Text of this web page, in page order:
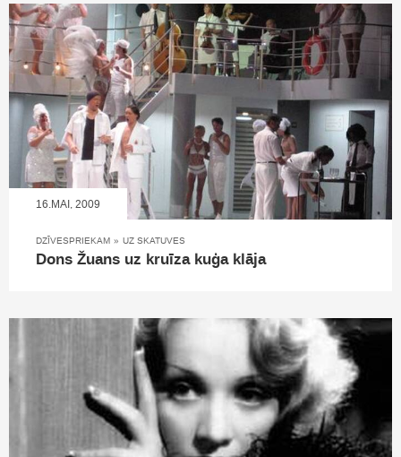
16.MAI, 2009
DZĪVESPRIEKAM » UZ SKATUVES
Dons Žuans uz kruīza kuģa klāja